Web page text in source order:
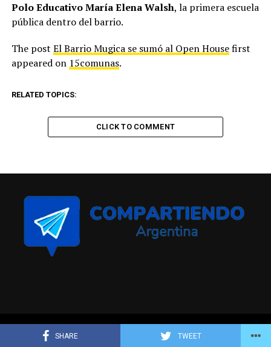
SHARE TWEET
Polo Educativo María Elena Walsh, la primera escuela
pública dentro del barrio.
The post El Barrio Mugica se sumó al Open Housefirst
appeared on 15comunas.
RELATED TOPICS:
CLICK TO COMMENT
Compartiendo Argentina © Todos los derechos reservados